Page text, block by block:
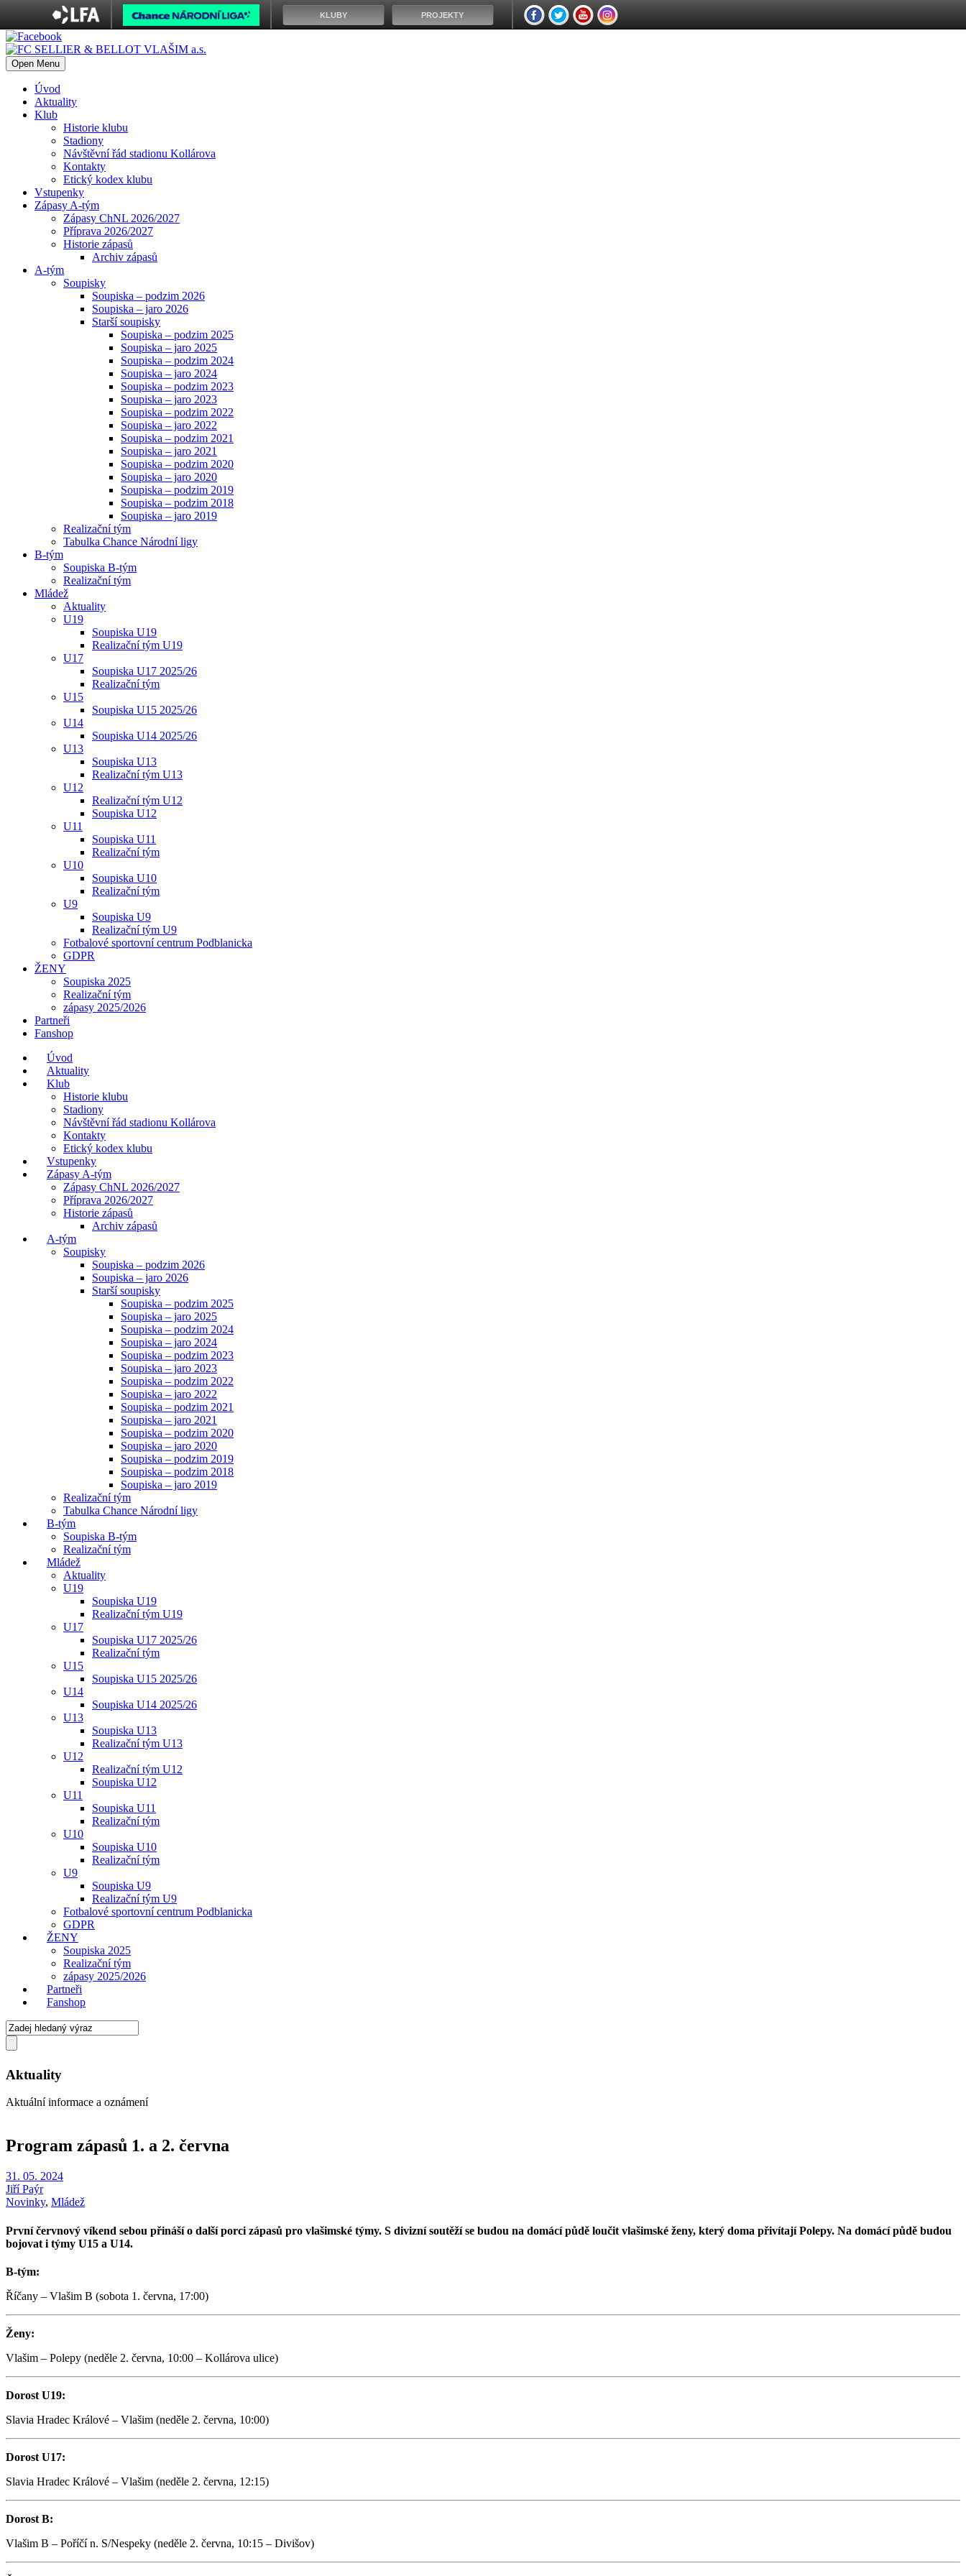
Open Menu
Úvod
Aktuality
Klub
Historie klubu
Stadiony
Návštěvní řád stadionu Kollárova
Kontakty
Etický kodex klubu
Vstupenky
Zápasy A-tým
Zápasy ChNL 2026/2027
Příprava 2026/2027
Historie zápasů
Archiv zápasů
A-tým
Soupisky
Soupiska – podzim 2026
Soupiska – jaro 2026
Starší soupisky
Soupiska – podzim 2025
Soupiska – jaro 2025
Soupiska – podzim 2024
Soupiska – jaro 2024
Soupiska – podzim 2023
Soupiska – jaro 2023
Soupiska – podzim 2022
Soupiska – jaro 2022
Soupiska – podzim 2021
Soupiska – jaro 2021
Soupiska – podzim 2020
Soupiska – jaro 2020
Soupiska – podzim 2019
Soupiska – podzim 2018
Soupiska – jaro 2019
Realizační tým
Tabulka Chance Národní ligy
B-tým
Soupiska B-tým
Realizační tým
Mládež
Aktuality
U19
Soupiska U19
Realizační tým U19
U17
Soupiska U17 2025/26
Realizační tým
U15
Soupiska U15 2025/26
U14
Soupiska U14 2025/26
U13
Soupiska U13
Realizační tým U13
U12
Realizační tým U12
Soupiska U12
U11
Soupiska U11
Realizační tým
U10
Soupiska U10
Realizační tým
U9
Soupiska U9
Realizační tým U9
Fotbalové sportovní centrum Podblanicka
GDPR
ŽENY
Soupiska 2025
Realizační tým
zápasy 2025/2026
Partneři
Fanshop
Úvod
Aktuality
Klub
Historie klubu
Stadiony
Návštěvní řád stadionu Kollárova
Kontakty
Etický kodex klubu
Vstupenky
Zápasy A-tým
Zápasy ChNL 2026/2027
Příprava 2026/2027
Historie zápasů
Archiv zápasů
A-tým
Soupisky
Soupiska – podzim 2026
Soupiska – jaro 2026
Starší soupisky
Soupiska – podzim 2025
Soupiska – jaro 2025
Soupiska – podzim 2024
Soupiska – jaro 2024
Soupiska – podzim 2023
Soupiska – jaro 2023
Soupiska – podzim 2022
Soupiska – jaro 2022
Soupiska – podzim 2021
Soupiska – jaro 2021
Soupiska – podzim 2020
Soupiska – jaro 2020
Soupiska – podzim 2019
Soupiska – podzim 2018
Soupiska – jaro 2019
Realizační tým
Tabulka Chance Národní ligy
B-tým
Soupiska B-tým
Realizační tým
Mládež
Aktuality
U19
Soupiska U19
Realizační tým U19
U17
Soupiska U17 2025/26
Realizační tým
U15
Soupiska U15 2025/26
U14
Soupiska U14 2025/26
U13
Soupiska U13
Realizační tým U13
U12
Realizační tým U12
Soupiska U12
U11
Soupiska U11
Realizační tým
U10
Soupiska U10
Realizační tým
U9
Soupiska U9
Realizační tým U9
Fotbalové sportovní centrum Podblanicka
GDPR
ŽENY
Soupiska 2025
Realizační tým
zápasy 2025/2026
Partneři
Fanshop
Aktuality
Aktuální informace a oznámení
Program zápasů 1. a 2. června
31. 05. 2024
Jiří Paýr
Novinky, Mládež
První červnový víkend sebou přináší o další porci zápasů pro vlašimské týmy. S divizní soutěží se budou na domácí půdě loučit vlašimské ženy, který doma přivítají Polepy. Na domácí půdě budou
bojovat i týmy U15 a U14.
B-tým:
Říčany – Vlašim B (sobota 1. června, 17:00)
Ženy:
Vlašim – Polepy (neděle 2. června, 10:00 – Kollárova ulice)
Dorost U19:
Slavia Hradec Králové – Vlašim (neděle 2. června, 10:00)
Dorost U17:
Slavia Hradec Králové – Vlašim (neděle 2. června, 12:15)
Dorost B:
Vlašim B – Poříčí n. S/Nespeky (neděle 2. června, 10:15 – Divišov)
KLUBY PROJEKTY